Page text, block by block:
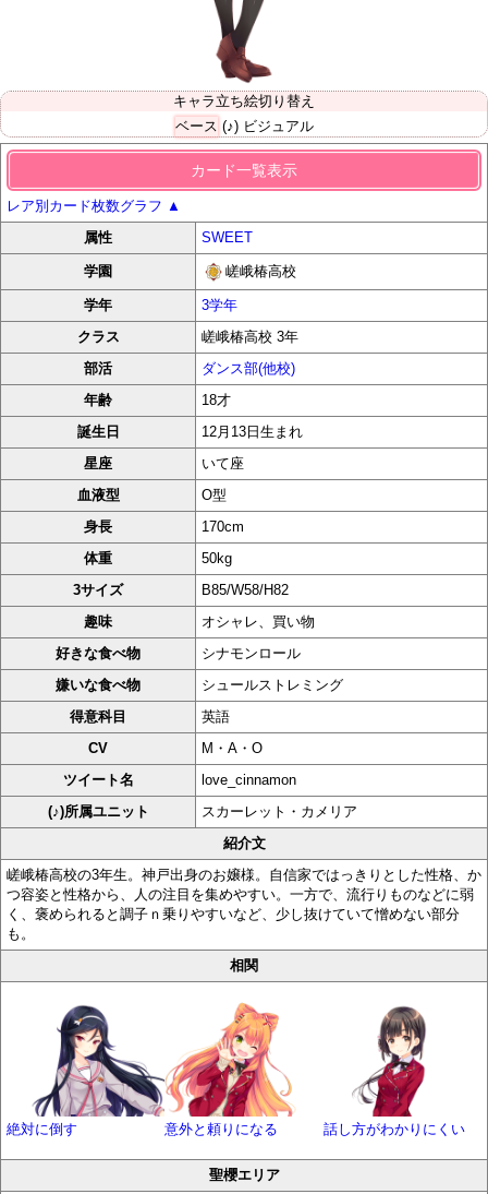
キャラ立ち絵切り替え
ベース (♪) ビジュアル
カード一覧表示
レア別カード枚数グラフ ▲
属性
SWEET
学園 嵯峨椿高校
学年
3学年
クラス
嵯峨椿高校 3年
部活
ダンス部(他校)
年齢
18才
誕生日
12月13日生まれ
星座
いて座
血液型
O型
身長
170cm
体重
50kg
3サイズ
B85/W58/H82
趣味
オシャレ、買い物
好きな食べ物
シナモンロール
嫌いな食べ物
シュールストレミング
得意科目
英語
CV
M・A・O
ツイート名
love_cinnamon
(♪)所属ユニット
スカーレット・カメリア
紹介文
嵯峨椿高校の3年生。神戸出身のお嬢様。自信家ではっきりとした性格、か
つ容姿と性格から、人の注目を集めやすい。一方で、流行りものなどに弱
く、褒められると調子ｎ乗りやすいなど、少し抜けていて憎めない部分
も。
相関
絶対に倒す 意外と頼りになる 話し方がわかりにくい
聖櫻エリア